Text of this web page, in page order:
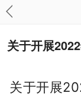
关于开展
关于开展